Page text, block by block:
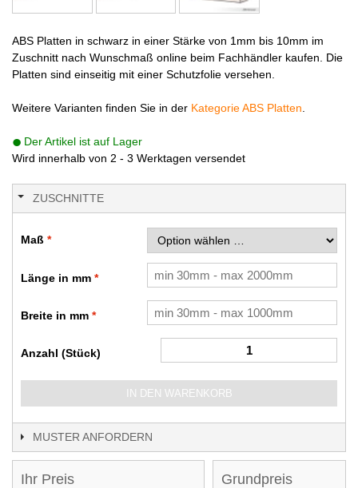
ABS Platten in schwarz in einer Stärke von 1mm bis 10mm im
Zuschnitt nach Wunschmaß online beim Fachhändler kaufen. Die
Platten sind einseitig mit einer Schutzfolie versehen.
Weitere Varianten finden Sie in der Kategorie ABS Platten
Der Artikel ist auf Lager
Wird innerhalb von 2 - 3 Werktagen versendet
ZUSCHNITTE
Maß
Länge in mm
Breite in mm
Anzahl (Stück)
IN DEN WARENKORB
MUSTER ANFORDERN
Grundpreis
Ihr Preis